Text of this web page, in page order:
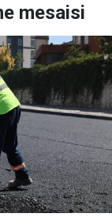
mesaisi